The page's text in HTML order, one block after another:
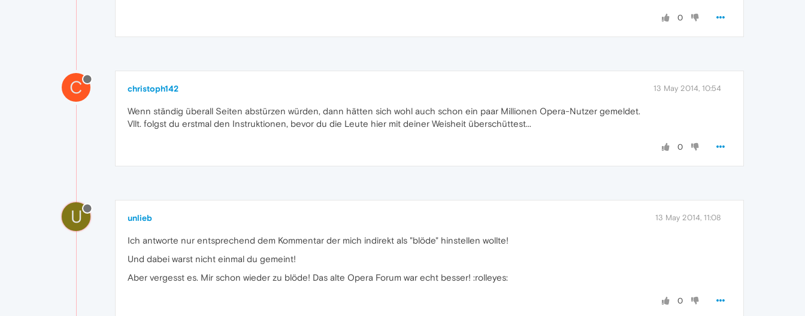
0
C christoph142 13 May 2014, 10:54
Wenn ständig überall Seiten abstürzen würden, dann hätten sich wohl auch schon ein paar Millionen Opera-Nutzer gemeldet.
Vllt. folgst du erstmal den Instruktionen, bevor du die Leute hier mit deiner Weisheit überschüttest...
0
U unlieb 13 May 2014, 11:08
Ich antworte nur entsprechend dem Kommentar der mich indirekt als "blöde" hinstellen wollte!
Und dabei warst nicht einmal du gemeint!
Aber vergesst es. Mir schon wieder zu blöde! Das alte Opera Forum war echt besser! :rolleyes:
0